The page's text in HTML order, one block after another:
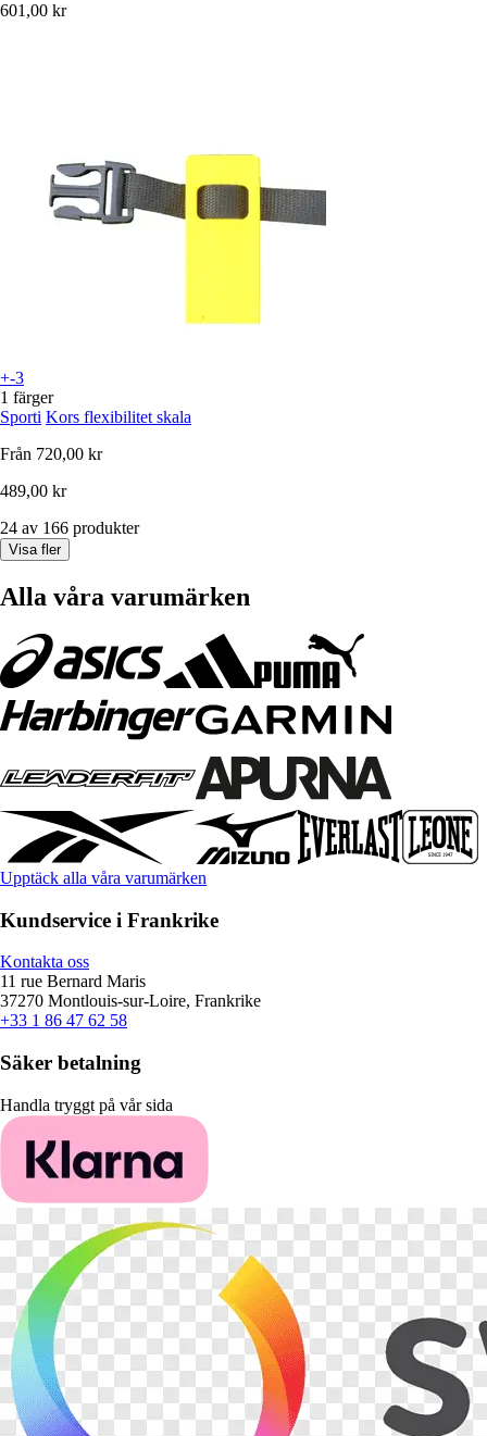
601,00 kr
+-3
1 färger
Sporti Kors flexibilitet skala
Från 720,00 kr
489,00 kr
24 av 166 produkter
Visa fler
Alla våra varumärken
Upptäck alla våra varumärken
Kundservice i Frankrike
Kontakta oss
11 rue Bernard Maris
37270 Montlouis-sur-Loire, Frankrike
+33 1 86 47 62 58
Säker betalning
Handla tryggt på vår sida